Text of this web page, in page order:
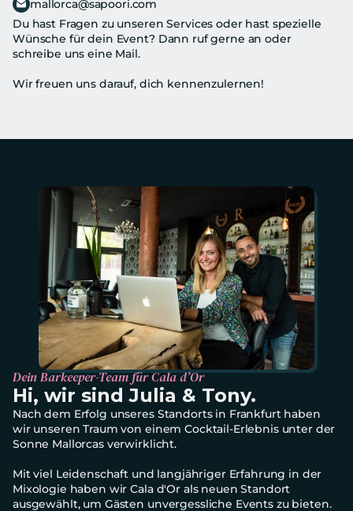
mallorca@sapoori.com
Du hast Fragen zu unseren Services oder hast spezielle
Wünsche für dein Event? Dann ruf gerne an oder
schreibe uns eine Mail.
Wir freuen uns darauf, dich kennenzulernen!
Dein Barkeeper-Team für Cala d’Or
Hi, wir sind Julia & Tony.
Nach dem Erfolg unseres Standorts in Frankfurt haben
wir unseren Traum von einem Cocktail-Erlebnis unter der
Sonne Mallorcas verwirklicht.
Mit viel Leidenschaft und langjähriger Erfahrung in der
Mixologie haben wir Cala d'Or als neuen Standort
ausgewählt, um Gästen unvergessliche Events zu bieten.